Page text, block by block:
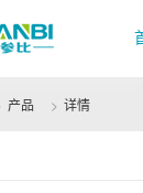
产品 详情